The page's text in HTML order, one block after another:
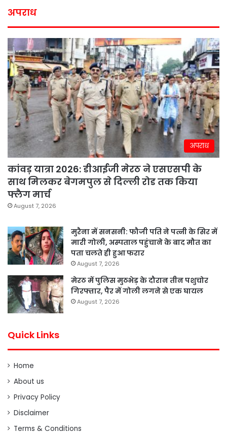
अपराध
अपराध
कांवड़ यात्रा 2026: डीआईजी मेरठ ने एसएसपी के
साथ मिलकर बेगमपुल से दिल्ली रोड तक किया
फ्लैग मार्च
August 7, 2026
मुरैना में सनसनी: फौजी पति ने पत्नी के सिर में
मारी गोली, अस्पताल पहुंचाने के बाद मौत का
पता चलते ही हुआ फरार
August 7, 2026
मेरठ में पुलिस मुठभेड़ के दौरान तीन पशुचोर
गिरफ्तार, पैर में गोली लगने से एक घायल
August 7, 2026
Quick Links
Home
About us
Privacy Policy
Disclaimer
Terms & Conditions